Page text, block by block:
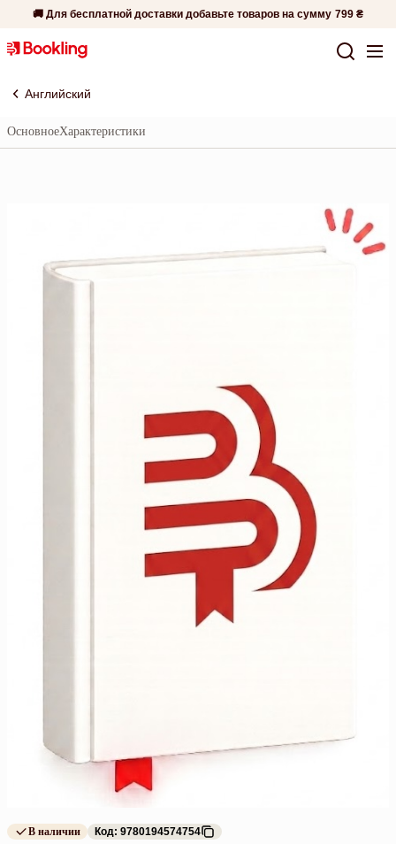
🚚 Для бесплатной доставки добавьте товаров на сумму 799 ₴
Английский
ОсновноеХарактеристики
В наличии Код: 9780194574754